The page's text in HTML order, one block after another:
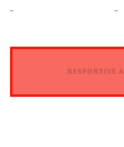
RESPONSIVE